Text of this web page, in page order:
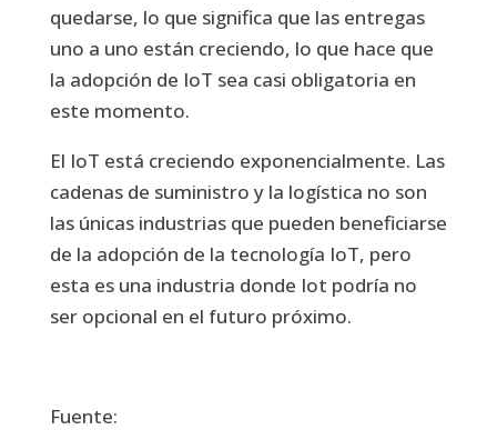
quedarse, lo que significa que las entregas
uno a uno están creciendo, lo que hace que
la adopción de IoT sea casi obligatoria en
este momento.
El IoT está creciendo exponencialmente. Las
cadenas de suministro y la logística no son
las únicas industrias que pueden beneficiarse
de la adopción de la tecnología IoT, pero
esta es una industria donde Iot podría no
ser opcional en el futuro próximo.
Fuente: